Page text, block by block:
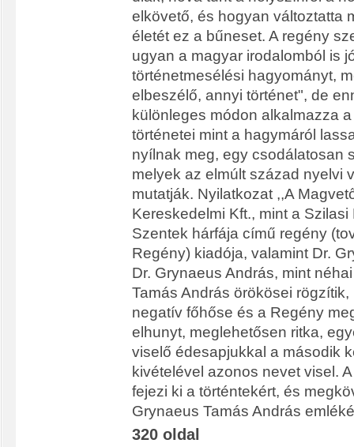
elkövető, és hogyan változtatta
életét ez a bűneset. A regény
ugyan a magyar irodalomból is
történetmesélési hagyományt,
elbeszélő, annyi történet", de
különleges módon alkalmazza
történetei mint a hagymáról
nyílnak meg, egy csodálatosan
melyek az elmúlt század nyelvi
mutatják. Nyilatkozat ,,A
Kereskedelmi Kft., mint a Szilasi
Szentek hárfája című regény
Regény) kiadója, valamint Dr.
Dr. Grynaeus András, mint
Tamás András örökösei
negatív főhőse és a Regény
elhunyt, meglehetősen ritka,
viselő édesapjukkal a második
kivételével azonos nevet visel.
fejezi ki a történtekért, és
Grynaeus Tamás András
320 oldal